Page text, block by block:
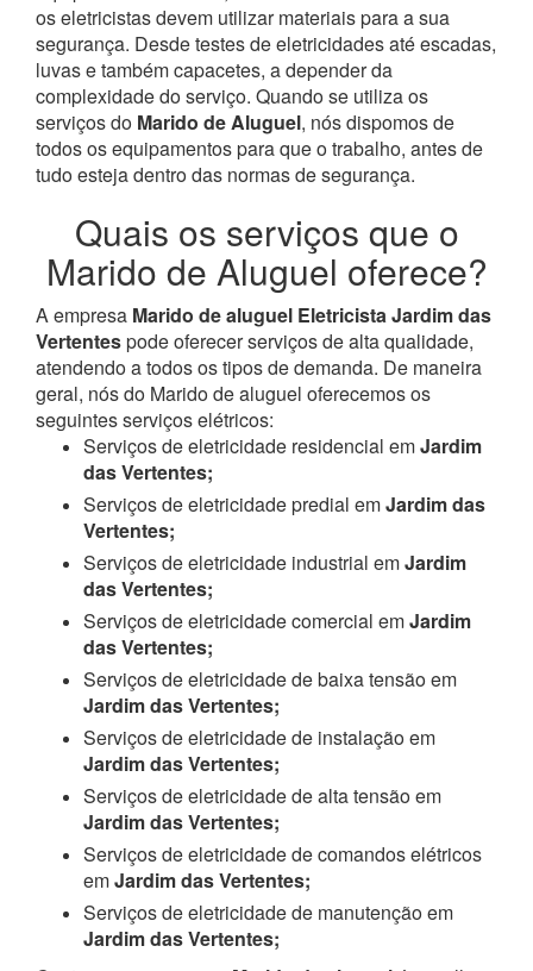
os eletricistas devem utilizar materiais para a sua
segurança. Desde testes de eletricidades até escadas,
luvas e também capacetes, a depender da
complexidade do serviço. Quando se utiliza os
serviços do Marido de Aluguel, nós dispomos de
todos os equipamentos para que o trabalho, antes de
tudo esteja dentro das normas de segurança.
Quais os serviços que o
Marido de Aluguel oferece?
A empresa Marido de aluguel Eletricista Jardim das
Vertentespode oferecer serviços de alta qualidade,
atendendo a todos os tipos de demanda. De maneira
geral, nós do Marido de aluguel oferecemos os
seguintes serviços elétricos:
Serviços de eletricidade residencial emJardim
das Vertentes;
Serviços de eletricidade predial emJardim das
Vertentes;
Serviços de eletricidade industrial emJardim
das Vertentes;
Serviços de eletricidade comercial emJardim
das Vertentes;
Serviços de eletricidade de baixa tensão em
Jardim das Vertentes;
Serviços de eletricidade de instalação em
Jardim das Vertentes;
Serviços de eletricidade de alta tensão em
Jardim das Vertentes;
Serviços de eletricidade de comandos elétricos
emJardim das Vertentes;
Serviços de eletricidade de manutenção em
Jardim das Vertentes;